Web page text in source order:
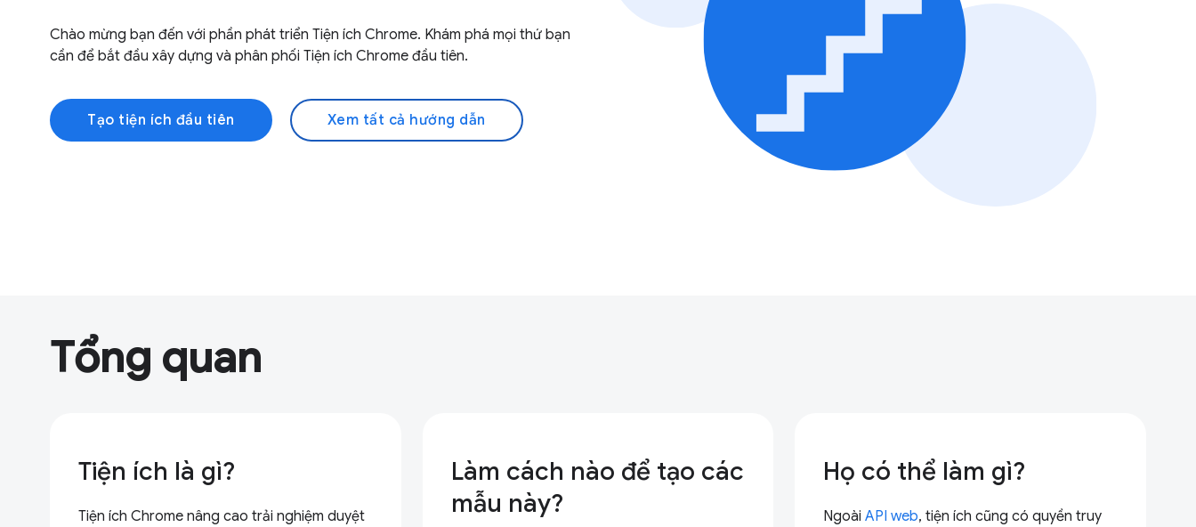
Chào mừng bạn đến với phần phát triển Tiện ích Chrome. Khám phá mọi thứ bạn
cần để bắt đầu xây dựng và phân phối Tiện ích Chrome đầu tiên.
Tạo tiện ích đầu tiên Xem tất cả hướng dẫn
Tổng quan
Tiện ích là gì?
Tiện ích Chrome nâng cao trải nghiệm duyệt
Làm cách nào để tạo các
mẫu này?
Họ có thể làm gì?
NgoàiAPI web, tiện ích cũng có quyền truy